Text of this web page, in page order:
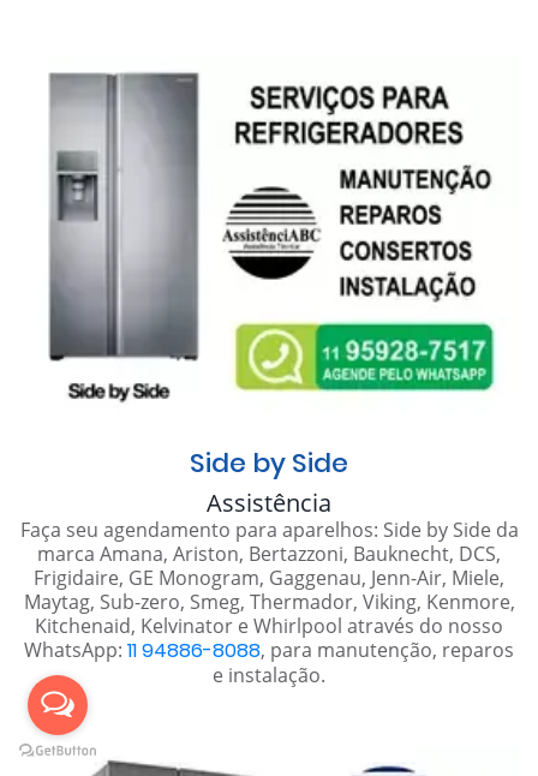
Side by Side
Assistência
Faça seu agendamento para aparelhos: Side by Side da
marca Amana, Ariston, Bertazzoni, Bauknecht, DCS,
Frigidaire, GE Monogram, Gaggenau, Jenn-Air, Miele,
Maytag, Sub-zero, Smeg, Thermador, Viking, Kenmore,
Kitchenaid, Kelvinator e Whirlpool através do nosso
WhatsApp: 11 94886-8088, para manutenção, reparos
e instalação.